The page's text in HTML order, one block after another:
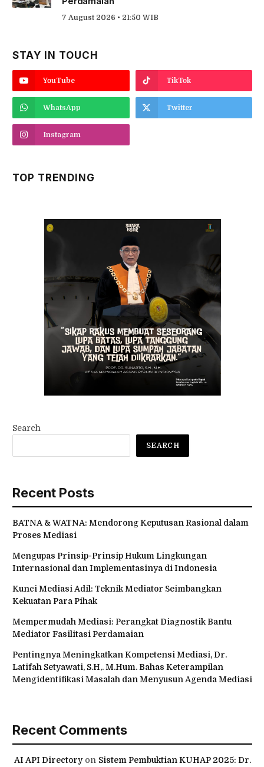
7 August 2026 • 21:50 WIB
STAY IN TOUCH
YouTube TikTok
WhatsApp Twitter
Instagram
TOP TRENDING
Search
SEARCH
Recent Posts
BATNA & WATNA: Mendorong Keputusan Rasional dalam
Proses Mediasi
Mengupas Prinsip-Prinsip Hukum Lingkungan
Internasional dan Implementasinya di Indonesia
Kunci Mediasi Adil: Teknik Mediator Seimbangkan
Kekuatan Para Pihak
Mempermudah Mediasi: Perangkat Diagnostik Bantu
Mediator Fasilitasi Perdamaian
Pentingnya Meningkatkan Kompetensi Mediasi, Dr.
Latifah Setyawati, S.H,. M.Hum. Bahas Keterampilan
Mengidentifikasi Masalah dan Menyusun Agenda Mediasi
Recent Comments
AI API Directoryon Sistem Pembuktian KUHAP 2025: Dr.